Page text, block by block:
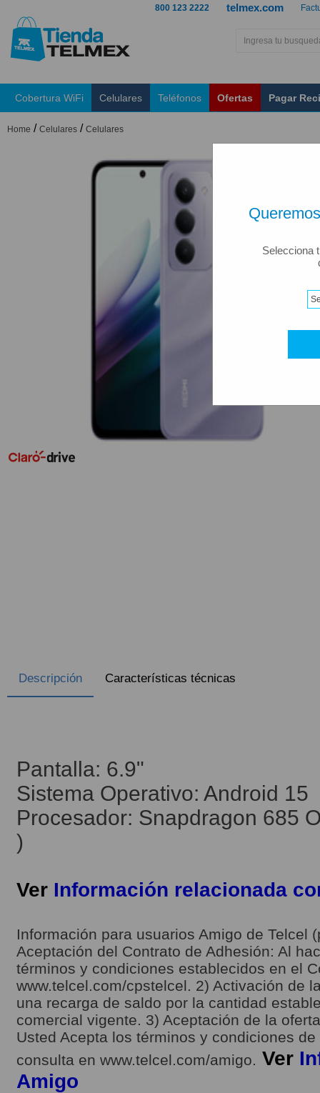
Selecciona
telmex.com
800 123 2222
Cobertura WiFi Celulares Teléfonos Ofertas Pagar
Home / Celulares / Celulares
Descripción Características técnicas
Pantalla: 6.9"
Sistema Operativo: Android 15
Procesador: Snapdragon 685
)
Ver Información relacionada
Información para usuarios Amigo de Telcel
Aceptación del Contrato de Adhesión: Al
términos y condiciones establecidos en el
www.telcel.com/cpstelcel. 2) Activación de
una recarga de saldo por la cantidad
comercial vigente. 3) Aceptación de la
Usted Acepta los términos y condiciones
consulta en www.telcel.com/amigo. Ver
Amigo